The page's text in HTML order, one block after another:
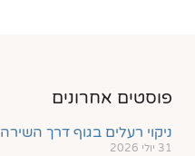
פוסטים אחרונים
ניקוי רעלים בגוף דרך השירה
31 יולי 2026